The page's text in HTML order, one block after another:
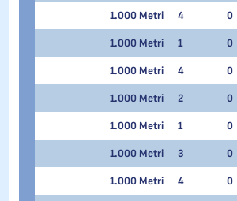
1.000 Metri 4 0
1.000 Metri 1 0
1.000 Metri 4 0
1.000 Metri 2 0
1.000 Metri 1 0
1.000 Metri 3 0
1.000 Metri 4 0